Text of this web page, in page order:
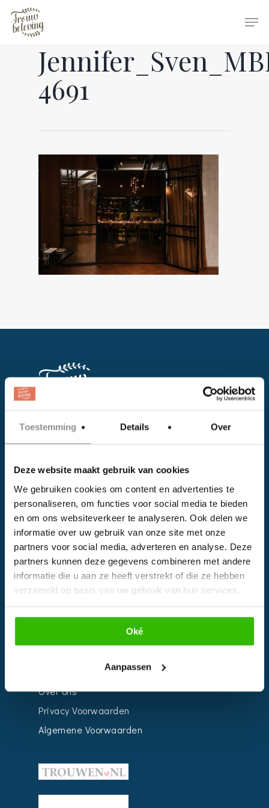
Toestemming Details Over
Deze website maakt gebruik van cookies
We gebruiken cookies om content en advertenties te
personaliseren, om functies voor social media te bieden
en om ons websiteverkeer te analyseren. Ook delen we
informatie over uw gebruik van onze site met onze
partners voor social media, adverteren en analyse. Deze
partners kunnen deze gegevens combineren met andere
informatie die u aan ze heeft verstrekt of die ze hebben
verzameld op basis van uw gebruik van hun services.
Oké
Aanpassen
Hit enter to search or ESC to close
4691
EVENTS
Kalender
Bedrijven
Impressie
Weddingplanner
Over ons
Privacy Voorwaarden
Algemene Voorwaarden